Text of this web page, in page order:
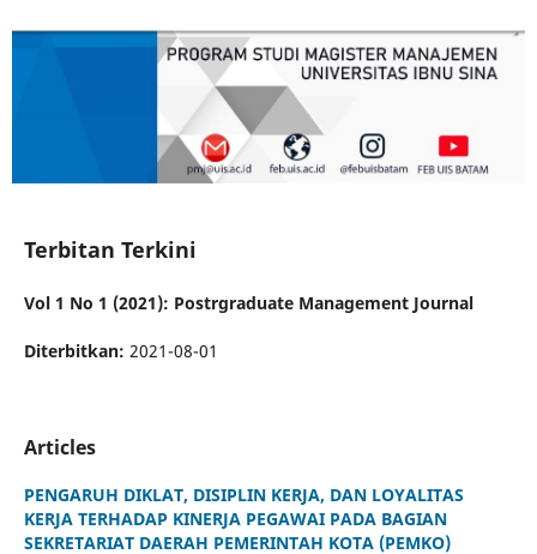
Terbitan Terkini
Vol 1 No 1 (2021): Postrgraduate Management Journal
Diterbitkan: 2021-08-01
Articles
PENGARUH DIKLAT, DISIPLIN KERJA, DAN LOYALITAS
KERJA TERHADAP KINERJA PEGAWAI PADA BAGIAN
SEKRETARIAT DAERAH PEMERINTAH KOTA (PEMKO)